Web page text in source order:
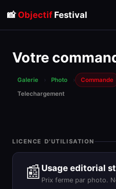
📸 ObjectifFestival
Votre
Galerie › Photo › Commande
Telechargement
LICENCE D'UTILISATION
📰 Usage editorial
Prix ferme par photo.